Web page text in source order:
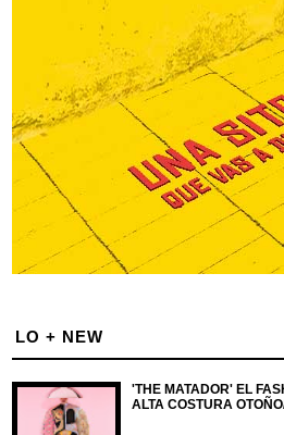
LO + NEW
'THE MATADOR' EL
ALTA COSTURA